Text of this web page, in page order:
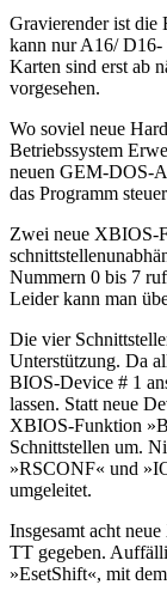
Gravierender ist die
kann nur A16/
Karten sind erst ab
vorgesehen.
Wo soviel neue
Betriebssystem
neuen GEM-DOS-
das Programm
Zwei neue XBIOS-
Nummern 0 bis 7
Leider kann man
Die vier
Unterstützung. Da
BIOS-Device # 1
lassen. Statt neue
XBIOS-Funktion
Schnittstellen um.
»RSCONF« und
umgeleitet.
Insgesamt acht
TT gegeben.
»EsetShift«, mit